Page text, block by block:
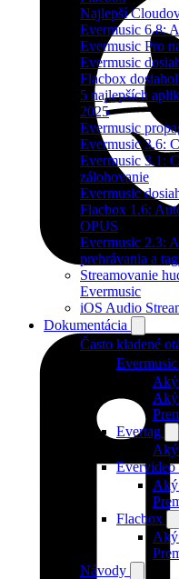
Najlepší
Evermusic 6.8:
Evermusic Pro
Evermusic
Flacbox
5 najlepších
2025
Evermusic
Evermusic 3.6:
Evermusic 3.1:
zálohovanie
Evermusic
Flacbox 1.6:
OPUS
Evermusic 2.3:
prehrávania a
Streamovanie
Evermusic
iOS Audio
Dokumentácia
Často kladené
Evermusic
Aký
Aký
Evertag
Aký
Evervideo
Aký
Flacbox
Aký
Návody